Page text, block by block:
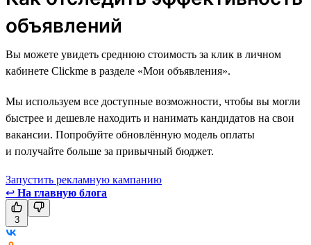
объявлений
Вы можете увидеть среднюю стоимость за клик в личном
кабинете Clickme в разделе «Мои объявления».
Мы используем все доступные возможности, чтобы вы могли
быстрее и дешевле находить и нанимать кандидатов на свои
вакансии. Попробуйте обновлённую модель оплаты
и получайте больше за привычный бюджет.
Запустить рекламную кампанию
↩ На главную блога
3